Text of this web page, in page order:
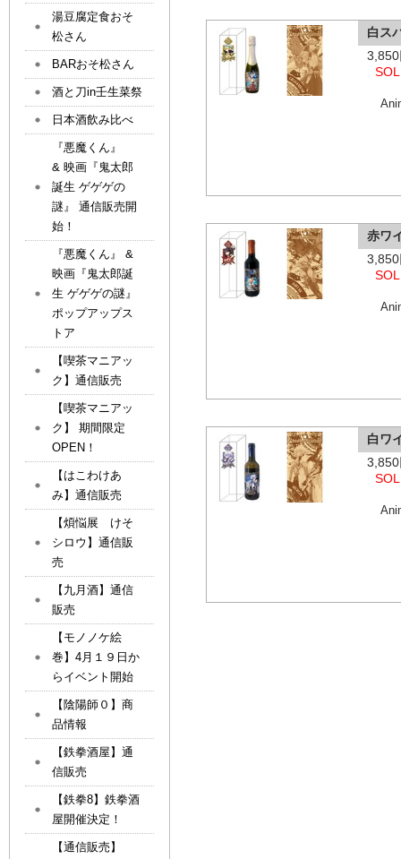
白ス
赤ワ
白ワ
湯豆腐定食おそ
松さん
BARおそ松さん
酒と刀in壬生菜祭
日本酒飲み比べ
『悪魔くん』
& 映画『鬼太郎
誕生 ゲゲゲの
謎』 通信販売開
始！
『悪魔くん』 &
映画『鬼太郎誕
生 ゲゲゲの謎』
ポップアップス
トア
【喫茶マニアッ
ク】通信販売
【喫茶マニアッ
ク】 期間限定
OPEN！
【はこわけあ
み】通信販売
【煩悩展 けそ
シロウ】通信販
売
【九月酒】通信
販売
【モノノケ絵
巻】4月１９日か
らイベント開始
【陰陽師０】商
品情報
【鉄拳酒屋】通
信販売
【鉄拳8】鉄拳酒
屋開催決定！
【通信販売】